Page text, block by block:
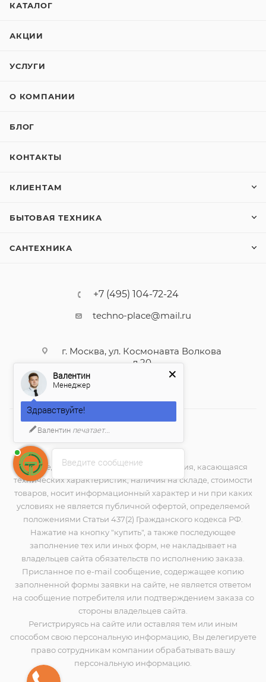
КАТАЛОГ
АКЦИИ
УСЛУГИ
О КОМПАНИИ
БЛОГ
КОНТАКТЫ
КЛИЕНТАМ
БЫТОВАЯ ТЕХНИКА
САНТЕХНИКА
+7 (495) 104-72-24
techno-place@mail.ru
г. Москва, ул. Космонавта Волкова
д.20
Вся представленная на сайте информация, касающаяся
технических характеристик, наличия на складе, стоимости
товаров, носит информационный характер и ни при каких
условиях не является публичной офертой, определяемой
положениями Статьи 437(2) Гражданского кодекса РФ.
Нажатие на кнопку "купить", а также последующее
заполнение тех или иных форм, не накладывает на
владельцев сайта обязательств по исполнению заказа.
Присланное по e-mail сообщение, содержащее копию
заполненной формы заявки на сайте, не является ответом
на сообщение потребителя или подтверждением заказа со
стороны владельцев сайта.
Регистрируясь на сайте или оставляя тем или иным
способом свою персональную информацию, Вы делегируете
право сотрудникам компании обрабатывать вашу
персональную информацию.
Введите сообщение
Валентин
Менеджер
Здравствуйте!
Валентин печатает...